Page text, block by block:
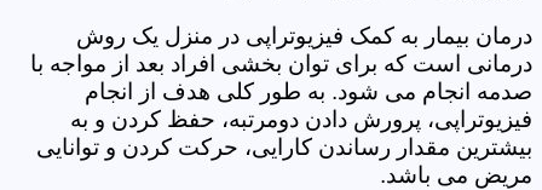
درمان بیمار به کمک فیزیوتراپی در منزل یک روش
درمانی است که برای توان بخشی افراد بعد از مواجه با
صدمه انجام می شود. به طور کلی هدف از انجام
فیزیوتراپی، پرورش دادن دومرتبه، حفظ کردن و به
بیشترین مقدار رساندن کارایی، حرکت کردن و توانایی
مریض می باشد.